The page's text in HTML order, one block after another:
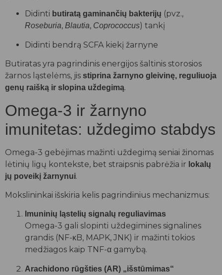
Didinti butiratą gaminančių bakterijų (pvz.,
Roseburia, Blautia, Coprococcus) tankį
Didinti bendrą SCFA kiekį žarnyne
Butiratas yra pagrindinis energijos šaltinis storosios
žarnos ląstelėms, jis stiprina žarnyno gleivinę, reguliuoja
genų raišką ir slopina uždegimą.
Omega-3 ir žarnyno
imunitetas: uždegimo stabdys
Omega-3 gebėjimas mažinti uždegimą seniai žinomas
lėtinių ligų kontekste, bet straipsnis pabrėžia ir lokalų
jų poveikį žarnynui.
Mokslininkai išskiria kelis pagrindinius mechanizmus:
Imuninių ląstelių signalų reguliavimas
Omega-3 gali slopinti uždegimines signalines
grandis (NF-κB, MAPK, JNK) ir mažinti tokios
medžiagos kaip TNF-α gamybą.
Arachidono rūgšties (AR) „išstūmimas“